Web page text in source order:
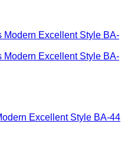
Excellent Style BA-44